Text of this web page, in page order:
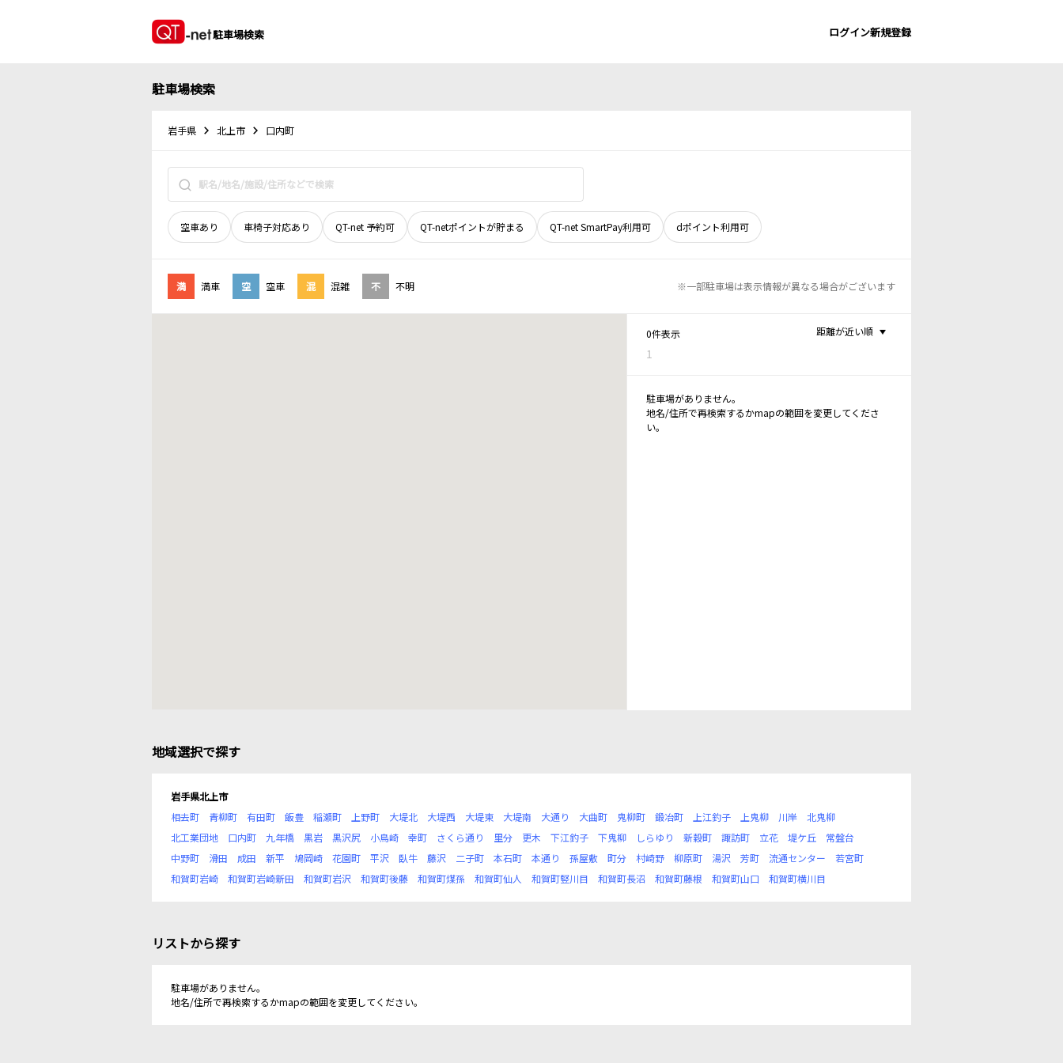
駐車場検索 ログイン新規登録
駐車場検索
岩手県 北上市 口内町
空車あり 車椅子対応あり QT-net 予約可 QT-netポイントが貯まる QT-net SmartPay利用可 dポイント利用可
満 満車 空 空車 混 混雑 不 不明 ※一部駐車場は表示情報が異なる場合がございます
0件表示
1
距離が近い順
駐車場がありません。
地名/住所で再検索するかmapの範囲を変更してくださ
い。
地域選択で探す
岩手県北上市
相去町
青柳町 有田町 飯豊 稲瀬町 上野町 大堤北 大堤西 大堤東 大堤南 大通り 大曲町 鬼柳町 鍛冶町 上江釣子 上鬼柳 川岸
北鬼柳
北工業団地
口内町 九年橋 黒岩 黒沢尻 小鳥崎 幸町 さくら通り 里分 更木 下江釣子 下鬼柳 しらゆり 新穀町 諏訪町 立花 堤ケ丘
常盤台
中野町
滑田 成田 新平 鳩岡崎 花園町 平沢 臥牛 藤沢 二子町 本石町 本通り 孫屋敷 町分 村崎野 柳原町 湯沢 芳町 流通センター
若宮町
和賀町岩崎
和賀町岩崎新田 和賀町岩沢 和賀町後藤 和賀町煤孫 和賀町仙人 和賀町竪川目 和賀町長沼 和賀町藤根 和賀町山口 和賀町横川目
リストから探す
駐車場がありません。
地名/住所で再検索するかmapの範囲を変更してください。